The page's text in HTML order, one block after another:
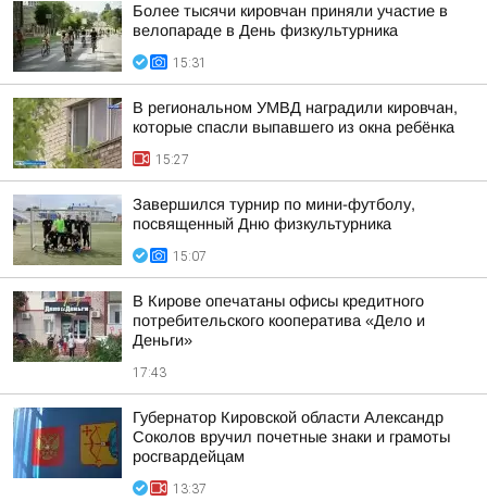
Более тысячи кировчан приняли участие в
велопараде в День физкультурника
15:31
В региональном УМВД наградили кировчан,
которые спасли выпавшего из окна ребёнка
15:27
Завершился турнир по мини-футболу,
посвященный Дню физкультурника
15:07
В Кирове опечатаны офисы кредитного
потребительского кооператива «Дело и
Деньги»
17:43
Губернатор Кировской области Александр
Соколов вручил почетные знаки и грамоты
росгвардейцам
13:37